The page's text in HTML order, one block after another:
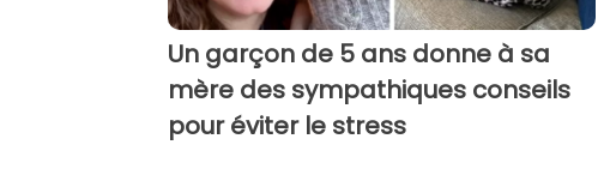
Un garçon de 5 ans donne à sa
mère des sympathiques conseils
pour éviter le stress